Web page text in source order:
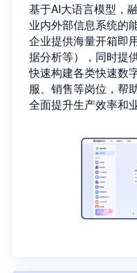
基于AI大语言模型，
业内外部信息系统的
企业提供海量开箱即
据分析等），同时提
快速构建各类快速数
服、销售等岗位，帮
全面提升生产效率和